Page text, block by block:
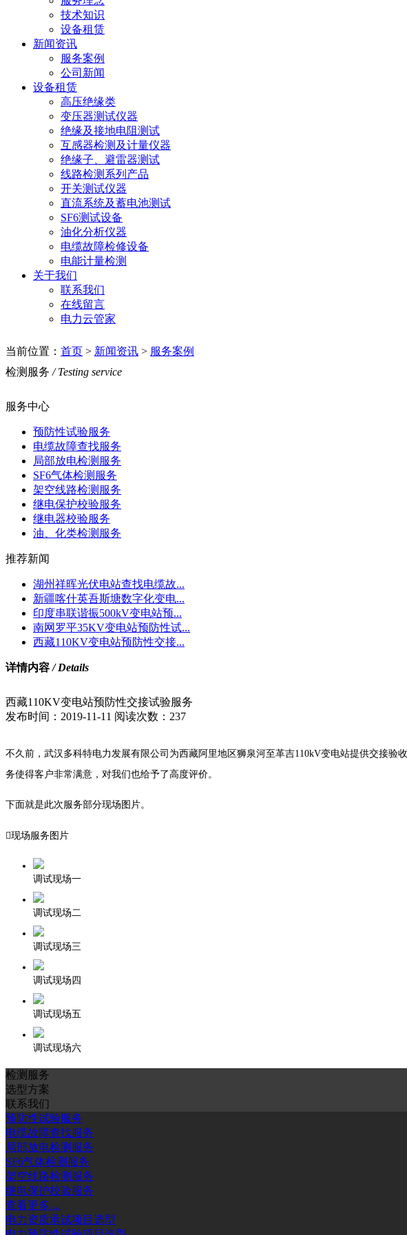
技术知识
设备租赁
新闻资讯
服务案例
公司新闻
设备租赁
高压绝缘类
变压器测试仪器
绝缘及接地电阻测试
互感器检测及计量仪器
绝缘子、避雷器测试
线路检测系列产品
开关测试仪器
直流系统及蓄电池测试
SF6测试设备
油化分析仪器
电缆故障检修设备
电能计量检测
关于我们
联系我们
在线留言
电力云管家
当前位置： 首页 > 新闻资讯 > 服务案例
检测服务 / Testing service
服务中心
预防性试验服务
电缆故障查找服务
局部放电检测服务
SF6气体检测服务
架空线路检测服务
继电保护校验服务
继电器校验服务
油、化类检测服务
推荐新闻
湖州祥晖光伏电站查找电缆故...
新疆喀什英吾斯塘数字化变电...
印度串联谐振500kV变电站预...
南网罗平35KV变电站预防性试...
西藏110KV变电站预防性交接...
详情内容/ Details
西藏110KV变电站预防性交接试验服务
发布时间： 2019-11-11 阅读次数 ： 237
不久前，武汉多科特电力发展有限公司为西藏阿里地区狮泉河至革吉110kV变电站提供交接
务使得客户非常满意，对我们也给予了高度评价。
下面就是此次服务部分现场图片。
现场服务图片
调试现场一
调试现场二
调试现场三
调试现场四
调试现场五
调试现场六
检测服务
选型方案
联系我们
预防性试验服务
电缆故障查找服务
局部放电检测服务
SF6气体检测服务
架空线路检测服务
继电保护校验服务
查看更多....
电力资质承试项目选型